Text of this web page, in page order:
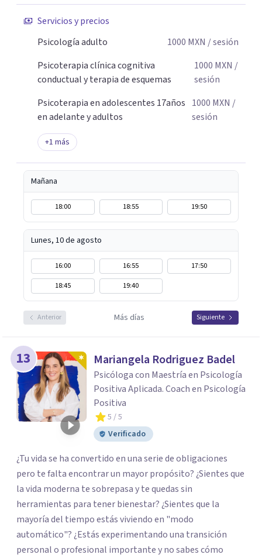
Servicios y precios
Psicología adulto
1000 MXN / sesión
Psicoterapia clínica cognitiva
conductual y terapia de esquemas
1000 MXN /
sesión
Psicoterapia en adolescentes 17años
en adelante y adultos
1000 MXN /
sesión
+1 más
Mañana
18:00 18:55 19:50
Lunes, 10 de agosto
16:00 16:55
17:50
18:45
19:40
Anterior Más días Siguiente
13 Mariangela Rodriguez Badel
Psicóloga con Maestría en Psicología
Positiva Aplicada. Coach en Psicología
Positiva
5 / 5
Verificado
¿Tu vida se ha convertido en una serie de obligaciones
pero te falta encontrar un mayor propósito? ¿Sientes que
la vida moderna te sobrepasa y te quedas sin
herramientas para tener bienestar? ¿Sientes que la
mayoría del tiempo estás viviendo en "modo
automático"? ¿Estás experimentando una transición
personal o profesional importante y no sabes cómo